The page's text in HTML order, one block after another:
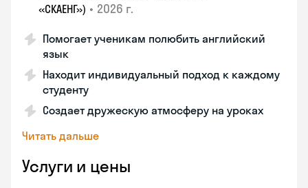
«СКАЕНГ») • 2026 г.
Помогает ученикам полюбить английский
язык
Находит индивидуальный подход к каждому
студенту
Создает дружескую атмосферу на уроках
Читать дальше
Услуги и цены